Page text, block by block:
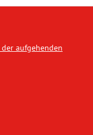
aufgehenden